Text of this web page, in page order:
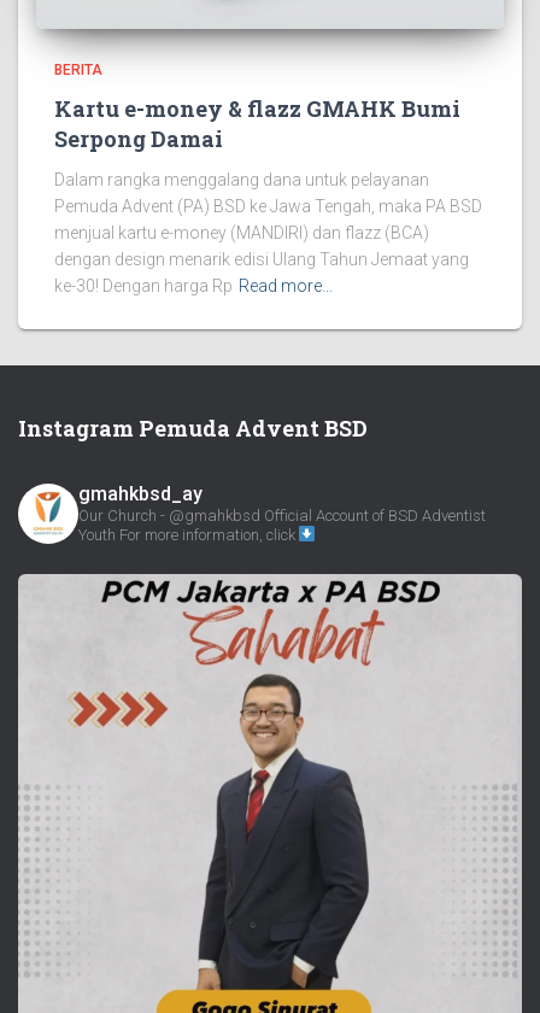
BERITA
Kartu e-money & flazz GMAHK Bumi
Serpong Damai
Dalam rangka menggalang dana untuk pelayanan
Pemuda Advent (PA) BSD ke Jawa Tengah, maka PA BSD
menjual kartu e-money (MANDIRI) dan flazz (BCA)
dengan design menarik edisi Ulang Tahun Jemaat yang
ke-30! Dengan harga Rp Read more…
Instagram Pemuda Advent BSD
gmahkbsd_ay
Our Church - @gmahkbsd Official Account of BSD Adventist
Youth For more information, click